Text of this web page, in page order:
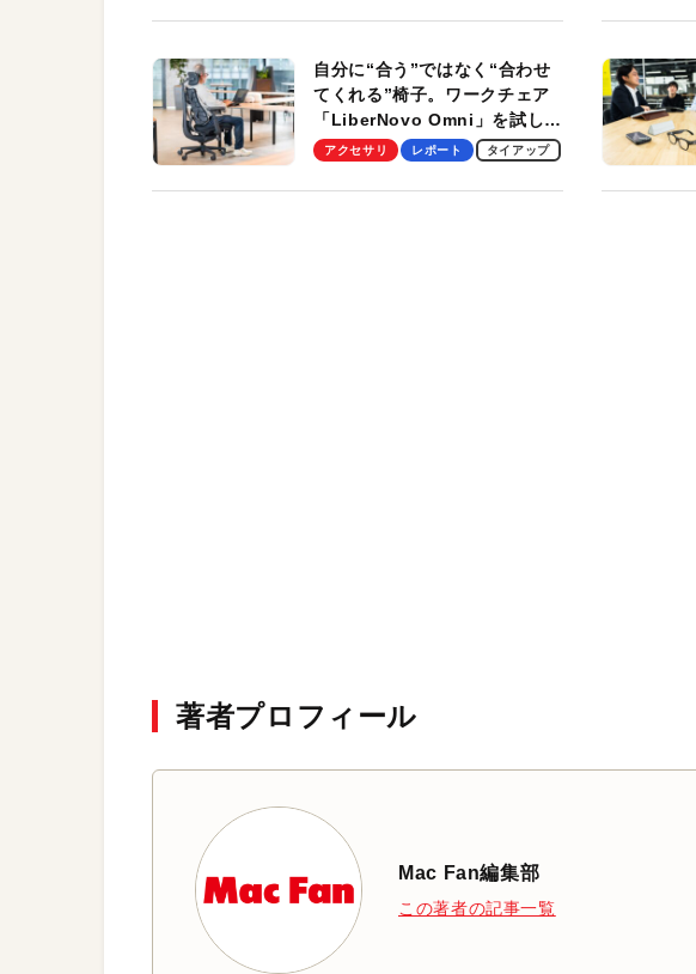
自分に“合う”ではなく“合わせ
てくれる”椅子。ワークチェア
「LiberNovo Omni」を試して
わかったその魅力。まさかのス
アクセサリ レポート タイアップ
著者プロフィール
Mac Fan編集部
この著者の記事一覧